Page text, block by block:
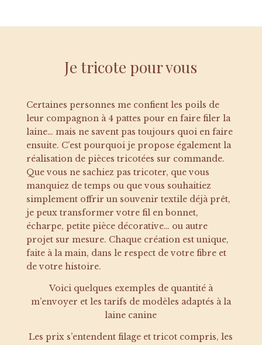
Je tricote pour vous
Certaines personnes me confient les poils de
leur compagnon à 4 pattes pour en faire filer la
laine… mais ne savent pas toujours quoi en faire
ensuite. C’est pourquoi je propose également la
réalisation de pièces tricotées sur commande.
Que vous ne sachiez pas tricoter, que vous
manquiez de temps ou que vous souhaitiez
simplement offrir un souvenir textile déjà prêt,
je peux transformer votre fil en bonnet,
écharpe, petite pièce décorative… ou autre
projet sur mesure. Chaque création est unique,
faite à la main, dans le respect de votre fibre et
de votre histoire.
Voici quelques exemples de quantité à
m’envoyer et les tarifs de modèles adaptés à la
laine canine
Les prix s’entendent filage et tricot compris, les